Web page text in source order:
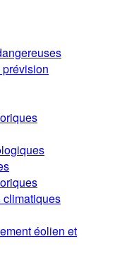
climatiques
éolien et